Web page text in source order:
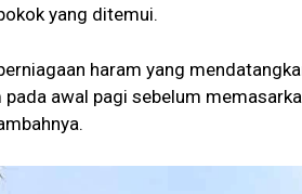
yang ditemui.
haram yang
pada awal pagi sebelum